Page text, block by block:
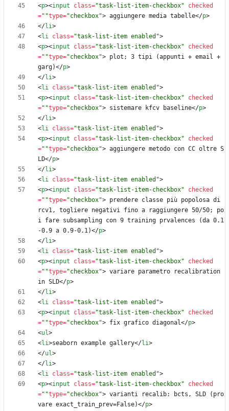
<p><input class="task-list-item-checkbox"
checked
=""type="checkbox"> aggiungere media tabelle</p>
</li>
<li class="task-list-item enabled">
<p><input class="task-list-item-checkbox"
checked
=""type="checkbox"> plot; 3 tipi (appunti + email +
garg)</p>
</li>
<li class="task-list-item enabled">
<p><input class="task-list-item-checkbox"
checked
=""type="checkbox"> sistemare kfcv baseline</p>
</li>
<li class="task-list-item enabled">
<p><input class="task-list-item-checkbox"
checked
=""type="checkbox"> aggiungere metodo con CC oltre S
LD</p>
</li>
<li class="task-list-item enabled">
<p><input class="task-list-item-checkbox"
checked
=""type="checkbox"> prendere classe più popolosa di
rcv1, togliere negativi fino a raggiungere 50/50; po
i fare subsampling con 9 training prvalences (da 0.1
-0.9 a 0.9-0.1)</p>
</li>
<li class="task-list-item enabled">
<p><input class="task-list-item-checkbox"
checked
=""type="checkbox"> variare parametro recalibration
in SLD</p>
</li>
<li class="task-list-item enabled">
<p><input class="task-list-item-checkbox"
checked
=""type="checkbox"> fix grafico diagonal</p>
<ul>
<li>seaborn example gallery</li>
</ul>
</li>
<li class="task-list-item enabled">
<p><input class="task-list-item-checkbox"
checked
=""type="checkbox"> varianti recalib: bcts, SLD (pro
vare exact_train_prev=False)</p>